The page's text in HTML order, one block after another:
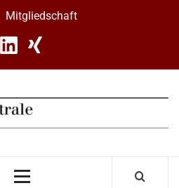
Mitgliedschaft
Primary